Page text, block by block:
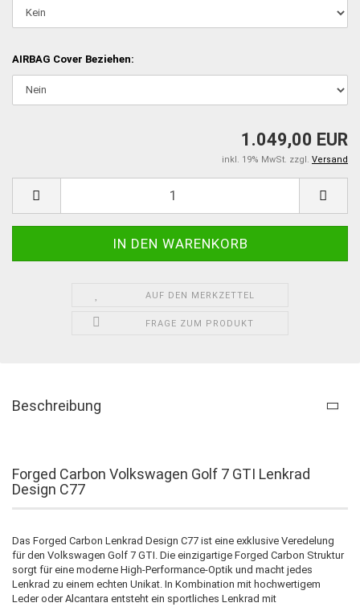
AIRBAG Cover Beziehen:
1.049,00 EUR
inkl. 19% MwSt. zzgl. Versand
AUF DEN MERKZETTEL
FRAGE ZUM PRODUKT
Beschreibung
Forged Carbon Volkswagen Golf 7 GTI Lenkrad
Design C77
Das Forged Carbon Lenkrad Design C77 ist eine exklusive Veredelung
für den Volkswagen Golf 7 GTI. Die einzigartige Forged Carbon Struktur
sorgt für eine moderne High-Performance-Optik und macht jedes
Lenkrad zu einem echten Unikat. In Kombination mit hochwertigem
Leder oder Alcantara entsteht ein sportliches Lenkrad mit